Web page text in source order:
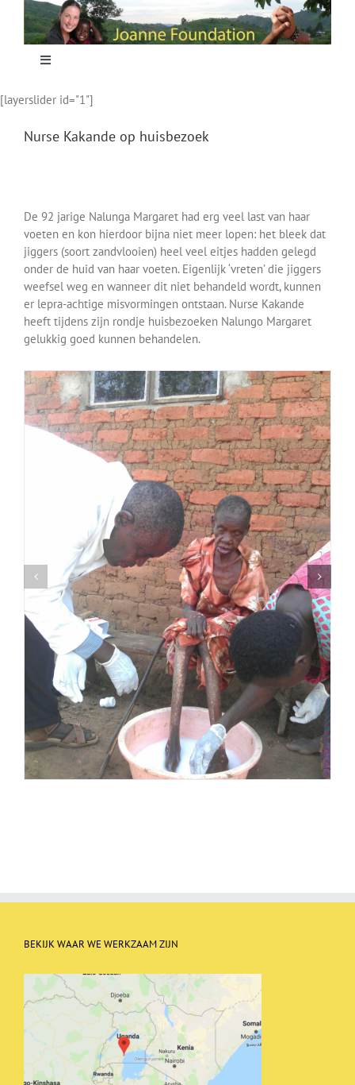
content
Toggle
Home
Nieuws
Sponsoring
Contact
[layerslider id="1"]
Nurse Kakande op huisbezoek
De 92 jarige Nalunga Margaret had erg veel last van haar
voeten en kon hierdoor bijna niet meer lopen: het bleek dat
jiggers (soort zandvlooien) heel veel eitjes hadden gelegd
onder de huid van haar voeten. Eigenlijk ‘vreten’ die jiggers
weefsel weg en wanneer dit niet behandeld wordt, kunnen
er lepra-achtige misvormingen ontstaan. Nurse Kakande
heeft tijdens zijn rondje huisbezoeken Nalungo Margaret
gelukkig goed kunnen behandelen.
BEKIJK WAAR WE WERKZAAM ZIJN